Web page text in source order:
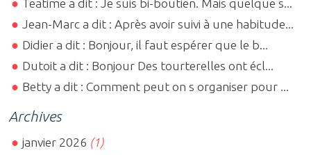
Teatime a dit : Je suis bi-boutien. Mais quelque s...
Jean-Marc a dit : Après avoir suivi à une habitude...
Didier a dit : Bonjour, il faut espérer que le b...
Dutoit a dit : Bonjour Des tourterelles ont écl...
Betty a dit : Comment peut on s organiser pour ...
Archives
janvier 2026 (1)